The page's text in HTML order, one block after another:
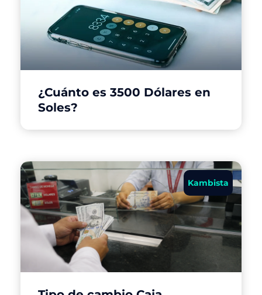
¿Cuánto es 3500 Dólares en
Soles?
Kambista